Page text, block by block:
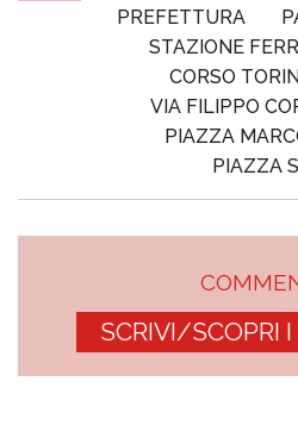
PREFETTURA
STAZIONE
CORSO
VIA FILIPPO
PIAZZA
PIAZZA
SCRIVI/SCOPRI